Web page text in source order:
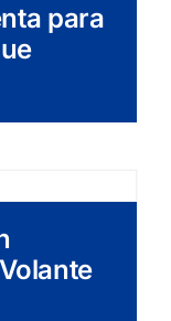
para